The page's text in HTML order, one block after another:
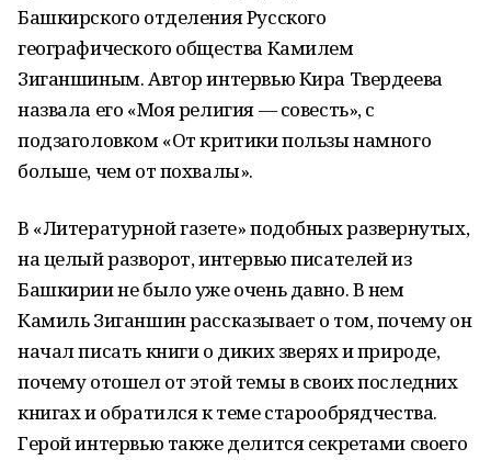
Башкирского отделения Русского
географического общества Камилем
Зиганшиным. Автор интервью Кира Твердеева
назвала его «Моя религия — совесть», с
подзаголовком «От критики пользы намного
больше, чем от похвалы».
В «Литературной газете» подобных развернутых,
на целый разворот, интервью писателей из
Башкирии не было уже очень давно. В нем
Камиль Зиганшин рассказывает о том, почему он
начал писать книги о диких зверях и природе,
почему отошел от этой темы в своих последних
книгах и обратился к теме старообрядчества.
Герой интервью также делится секретами своего